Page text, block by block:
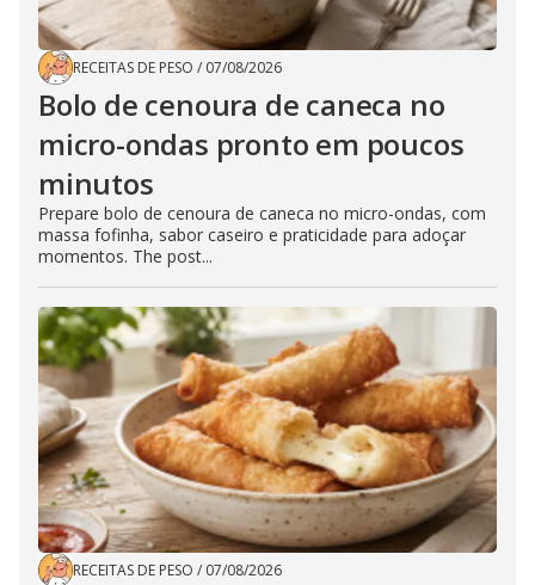
RECEITAS DE PESO / 07/08/2026
Bolo de cenoura de caneca no
micro-ondas pronto em poucos
minutos
Prepare bolo de cenoura de caneca no micro-ondas, com
massa fofinha, sabor caseiro e praticidade para adoçar
momentos. The post...
RECEITAS DE PESO / 07/08/2026